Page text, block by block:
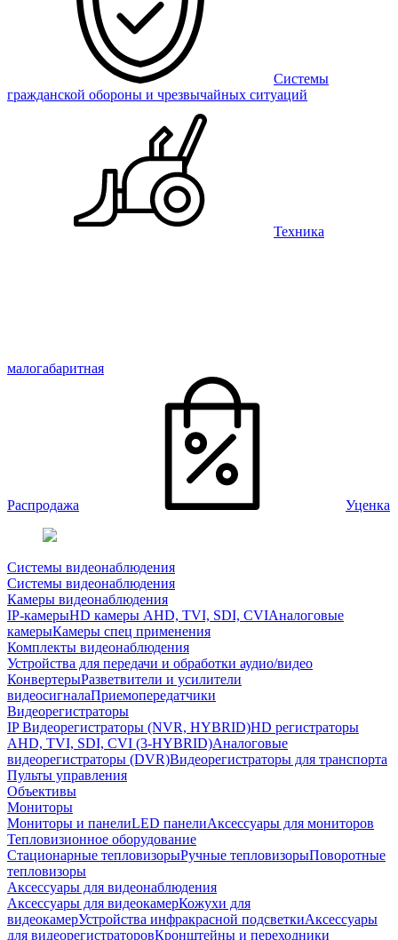
Системы
гражданской обороны и чрезвычайных ситуаций
Техника
малогабаритная
Распродажа Уценка
Системы видеонаблюдения
Системы видеонаблюдения
Камеры видеонаблюдения
IP-камерыHD камеры AHD, TVI, SDI, CVIАналоговые
камерыКамеры спец применения
Комплекты видеонаблюдения
Устройства для передачи и обработки аудио/видео
КонвертерыРазветвители и усилители
видеосигналаПриемопередатчики
Видеорегистраторы
IP Видеорегистраторы (NVR, HYBRID)HD регистраторы
AHD, TVI, SDI, CVI (3-HYBRID)Аналоговые
видеорегистраторы (DVR)Видеорегистраторы для транспорта
Пульты управления
Объективы
Мониторы
Мониторы и панелиLED панелиАксессуары для мониторов
Тепловизионное оборудование
Стационарные тепловизорыРучные тепловизорыПоворотные
тепловизоры
Аксессуары для видеонаблюдения
Аксессуары для видеокамерКожухи для
видеокамерУстройства инфракрасной подсветкиАксессуары
для видеорегистраторовКронштейны и переходники